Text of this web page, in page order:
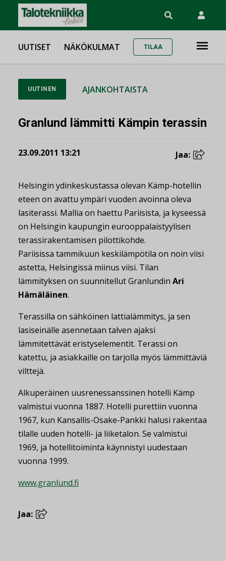
UUTISET NÄKÖKULMAT TILAA
UUTINEN AJANKOHTAISTA
Granlund lämmitti Kämpin terassin
23.09.2011 13:21 Jaa:
Helsingin ydinkeskustassa olevan Kämp-hotellin
eteen on avattu ympäri vuoden avoinna oleva
lasiterassi. Mallia on haettu Pariisista, ja kyseessä
on Helsingin kaupungin eurooppalaistyylisen
terassirakentamisen pilottikohde.
Pariisissa tammikuun keskilämpötila on noin viisi
astetta, Helsingissä miinus viisi. Tilan
lämmityksen on suunnitellut Granlundin Ari
Hämäläinen.
Terassilla on sähköinen lattialämmitys, ja sen
lasiseinälle asennetaan talven ajaksi
lämmitettävät eristyselementit. Terassi on
katettu, ja asiakkaille on tarjolla myös lämmittäviä
vilttejä.
Alkuperäinen uusrenessanssinen hotelli Kämp
valmistui vuonna 1887. Hotelli purettiin vuonna
1967, kun Kansallis-Osake-Pankki halusi rakentaa
tilalle uuden hotelli- ja liiketalon. Se valmistui
1969, ja hotellitoiminta käynnistyi uudestaan
vuonna 1999.
www.granlund.fi
Jaa: